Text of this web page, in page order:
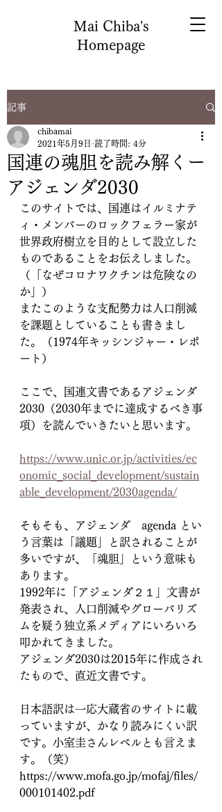
Mai Chiba's
Homepage
記事
国連の魂胆を読み解くー
アジェンダ2030
chibamai
2021年5月9日 読了時間: 4分
このサイトでは、国連はイルミナテ
ィ・メンバーのロックフェラー家が
世界政府樹立を目的として設立した
ものであることをお伝えしました。
（「なぜコロナワクチンは危険なの
か」）
またこのような支配勢力は人口削減
を課題としていることも書きまし
た。（1974年キッシンジャー・レポ
ート）
ここで、国連文書であるアジェンダ
2030（2030年までに達成するべき事
項）を読んでいきたいと思います。
https://www.unic.or.jp/activities/ec
onomic_social_development/sustain
able_development/2030agenda/
そもそも、アジェンダ　agenda とい
う言葉は「議題」と訳されることが
多いですが、「魂胆」という意味も
あります。
1992年に「アジェンダ２１」文書が
発表され、人口削減やグローバリズ
ムを疑う独立系メディアにいろいろ
叩かれてきました。
アジェンダ2030は2015年に作成され
たもので、直近文書です。
日本語訳は一応大蔵省のサイトに載
っていますが、かなり読みにくい訳
です。小室圭さんレベルとも言えま
す。（笑）
https://www.mofa.go.jp/mofaj/files/
000101402.pdf